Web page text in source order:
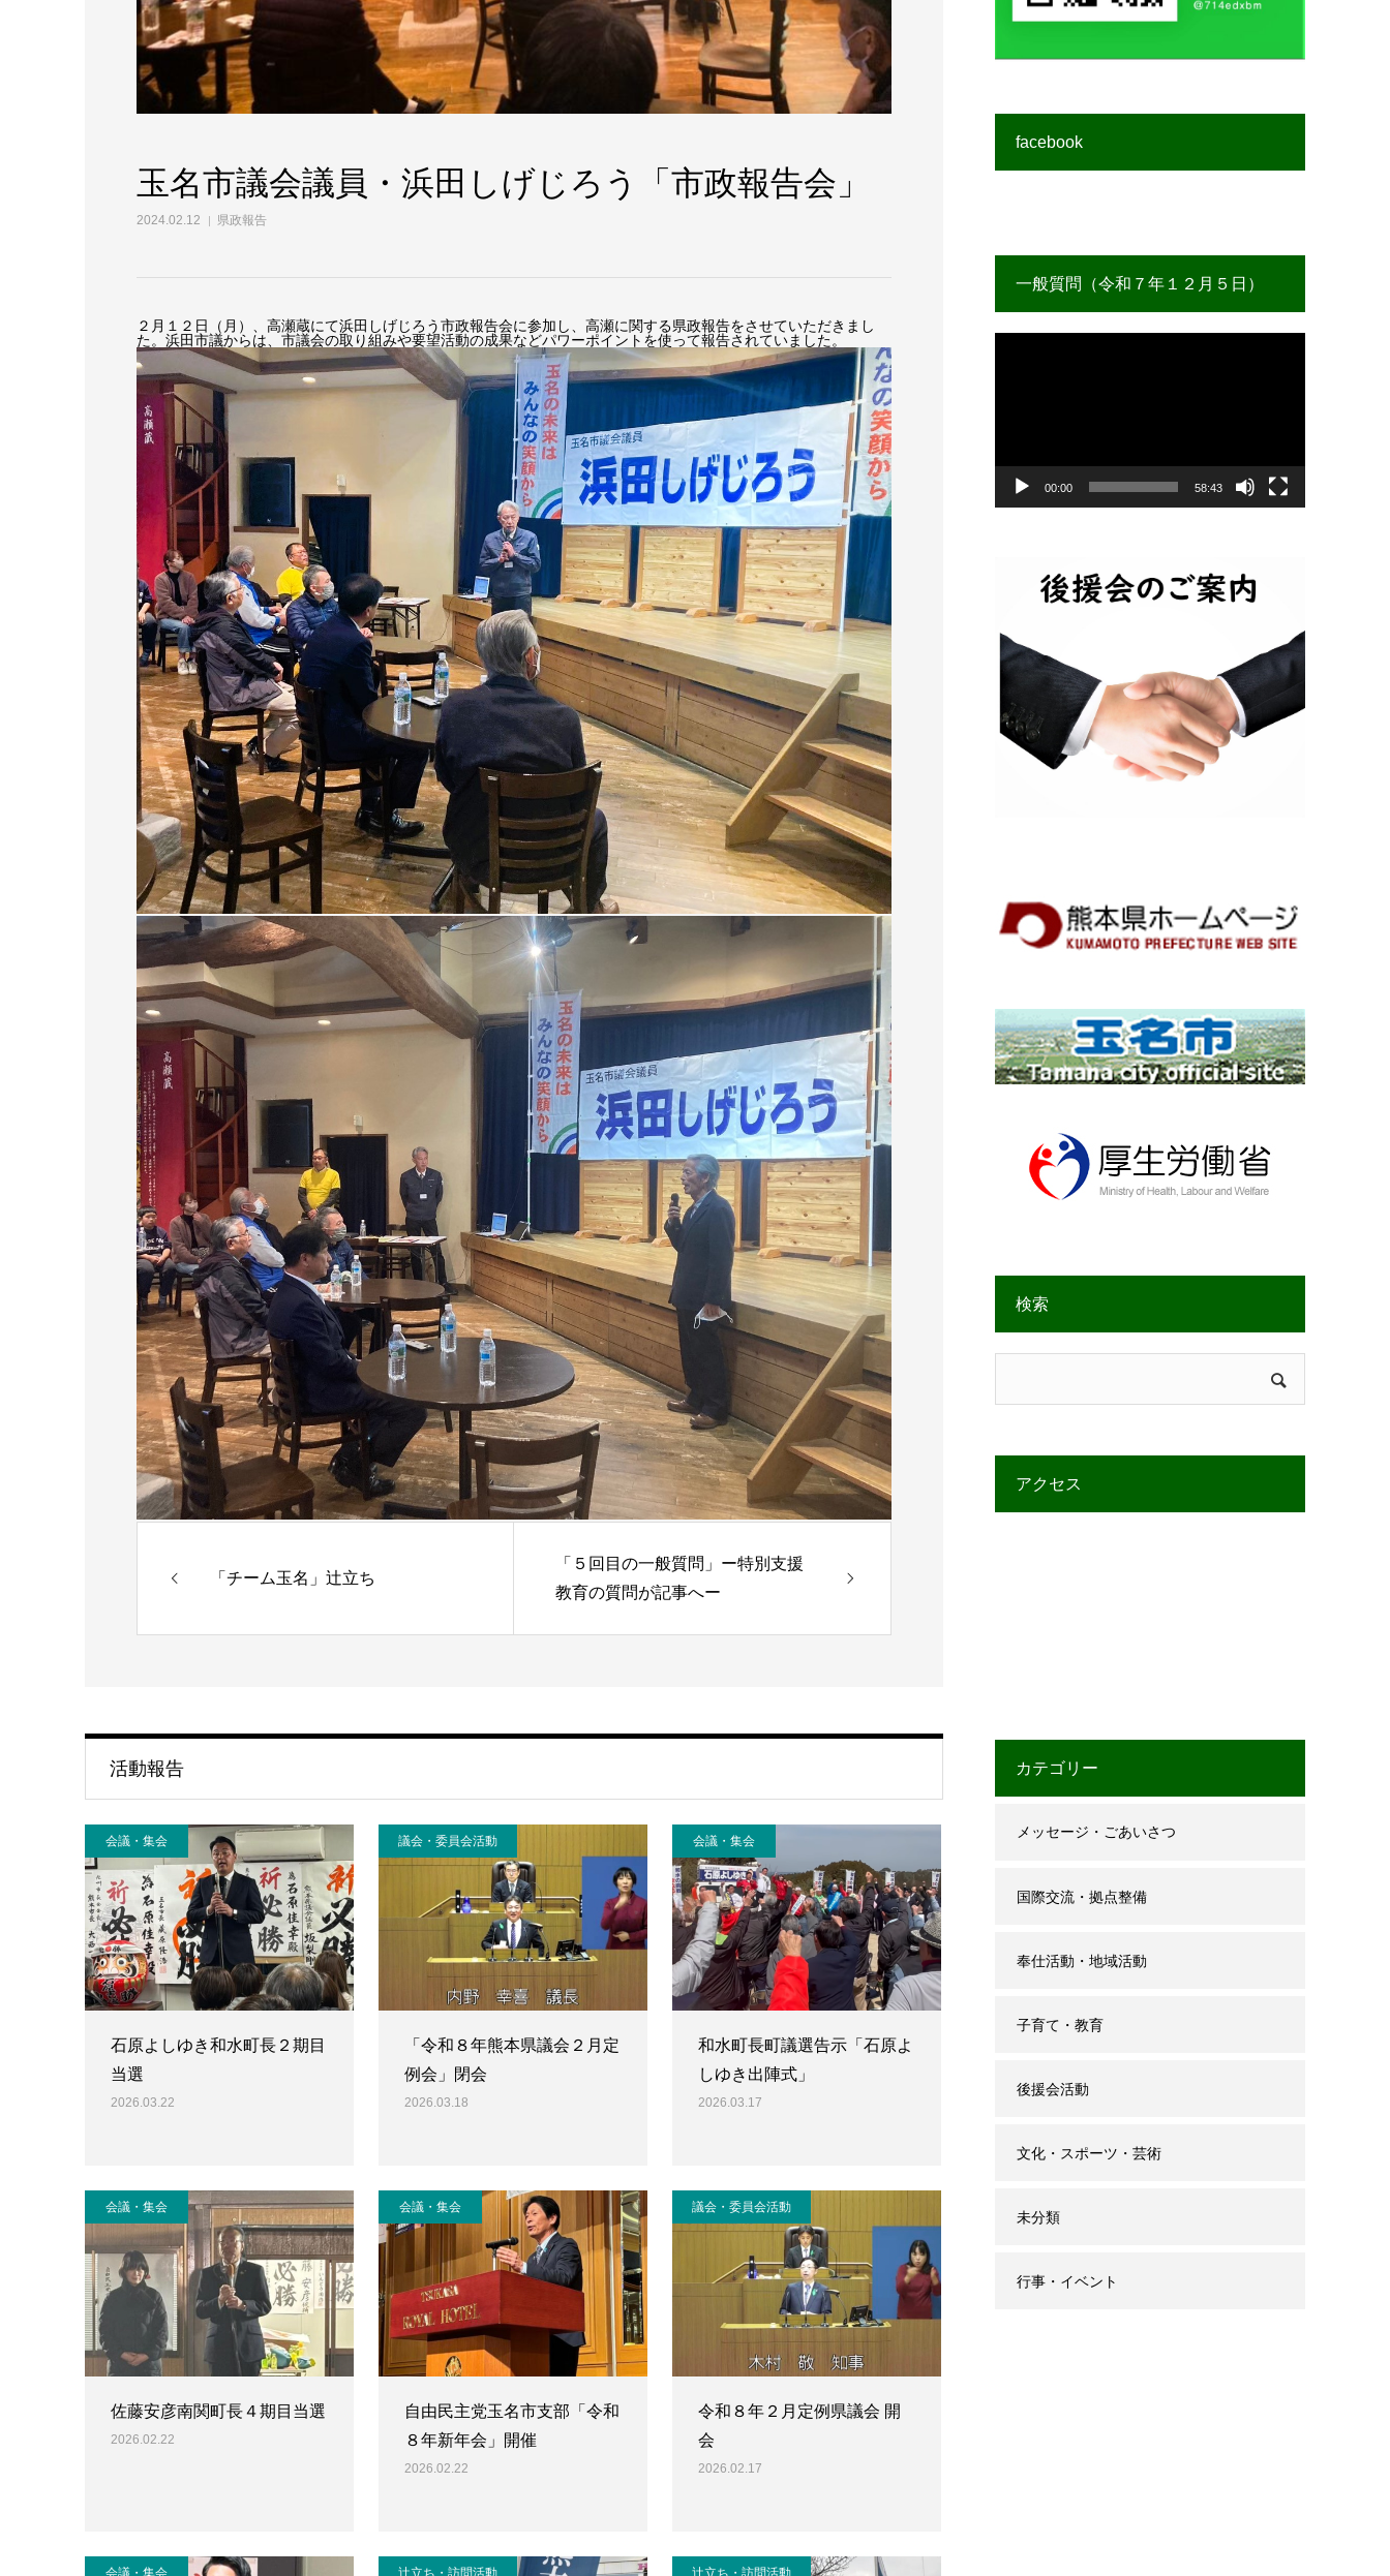
玉名市議会議員・浜田しげじろう「市政報告会」
2024.02.12 県政報告
２月１２日（月）、 高瀬蔵にて浜田しげじろう市政報告会に参加し、高瀬に関する県政報告をさせていただきまし
た。浜田市議からは、市議会の取り組みや要望活動の成果などパワーポイントを使って報告されていました。
「チーム玉名」辻立ち
「５回目の一般質問」ー特別支援
教育の質問が記事へー
活動報告
会議・集会
石原よしゆき和水町長２期目
当選
2026.03.22
議会・委員会活動
「令和８年熊本県議会２月定
例会」閉会
2026.03.18
会議・集会
和水町長町議選告示「石原よ
しゆき出陣式」
2026.03.17
会議・集会
佐藤安彦南関町長４期目当選
2026.02.22
会議・集会
自由民主党玉名市支部「令和
８年新年会」開催
2026.02.22
議会・委員会活動
令和８年２月定例県議会 開
会
2026.02.17
会議・集会 辻立ち・訪問活動 辻立ち・訪問活動
facebook
一般質問（令和７年１２月５日）
00:00 58:43
検索
アクセス
カテゴリー
メッセージ・ごあいさつ
国際交流・拠点整備
奉仕活動・地域活動
子育て・教育
後援会活動
文化・スポーツ・芸術
未分類
行事・イベント